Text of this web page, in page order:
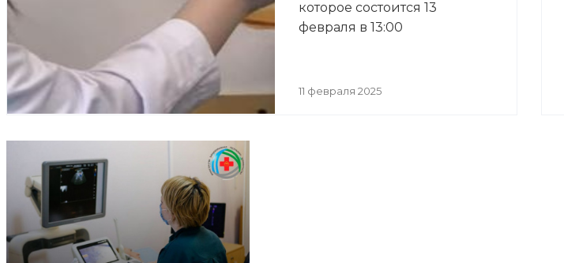
которое состоится 13
февраля в 13:00
11 февраля 2025